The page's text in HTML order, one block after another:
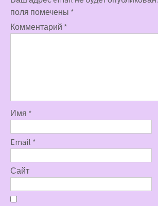
поля помечены *
Комментарий *
Имя *
Email *
Сайт